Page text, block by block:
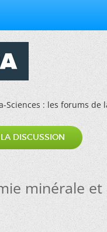
Sciences : les forums de
DISCUSSION
minérale